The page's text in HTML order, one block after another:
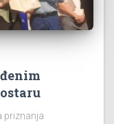
priznanja